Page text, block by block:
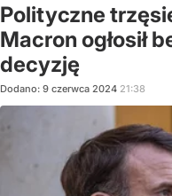
Polityczne
Macron ogłosił
decyzję
Dodano: 9 czerwca 2024 21:38